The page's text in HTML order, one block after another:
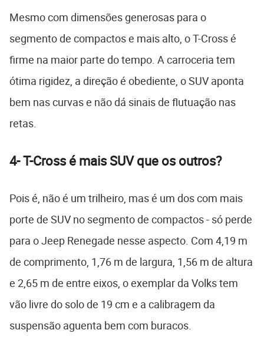
Mesmo com dimensões generosas para o
segmento de compactos e mais alto, o T-Cross é
firme na maior parte do tempo. A carroceria tem
ótima rigidez, a direção é obediente, o SUV aponta
bem nas curvas e não dá sinais de flutuação nas
retas.
4- T-Cross é mais SUV que os outros?
Pois é, não é um trilheiro, mas é um dos com mais
porte de SUV no segmento de compactos - só perde
para o Jeep Renegade nesse aspecto. Com 4,19 m
de comprimento, 1,76 m de largura, 1,56 m de altura
e 2,65 m de entre eixos, o exemplar da Volks tem
vão livre do solo de 19 cm e a calibragem da
suspensão aguenta bem com buracos.